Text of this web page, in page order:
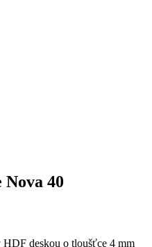
40
HDF deskou o tloušťce 4 mm